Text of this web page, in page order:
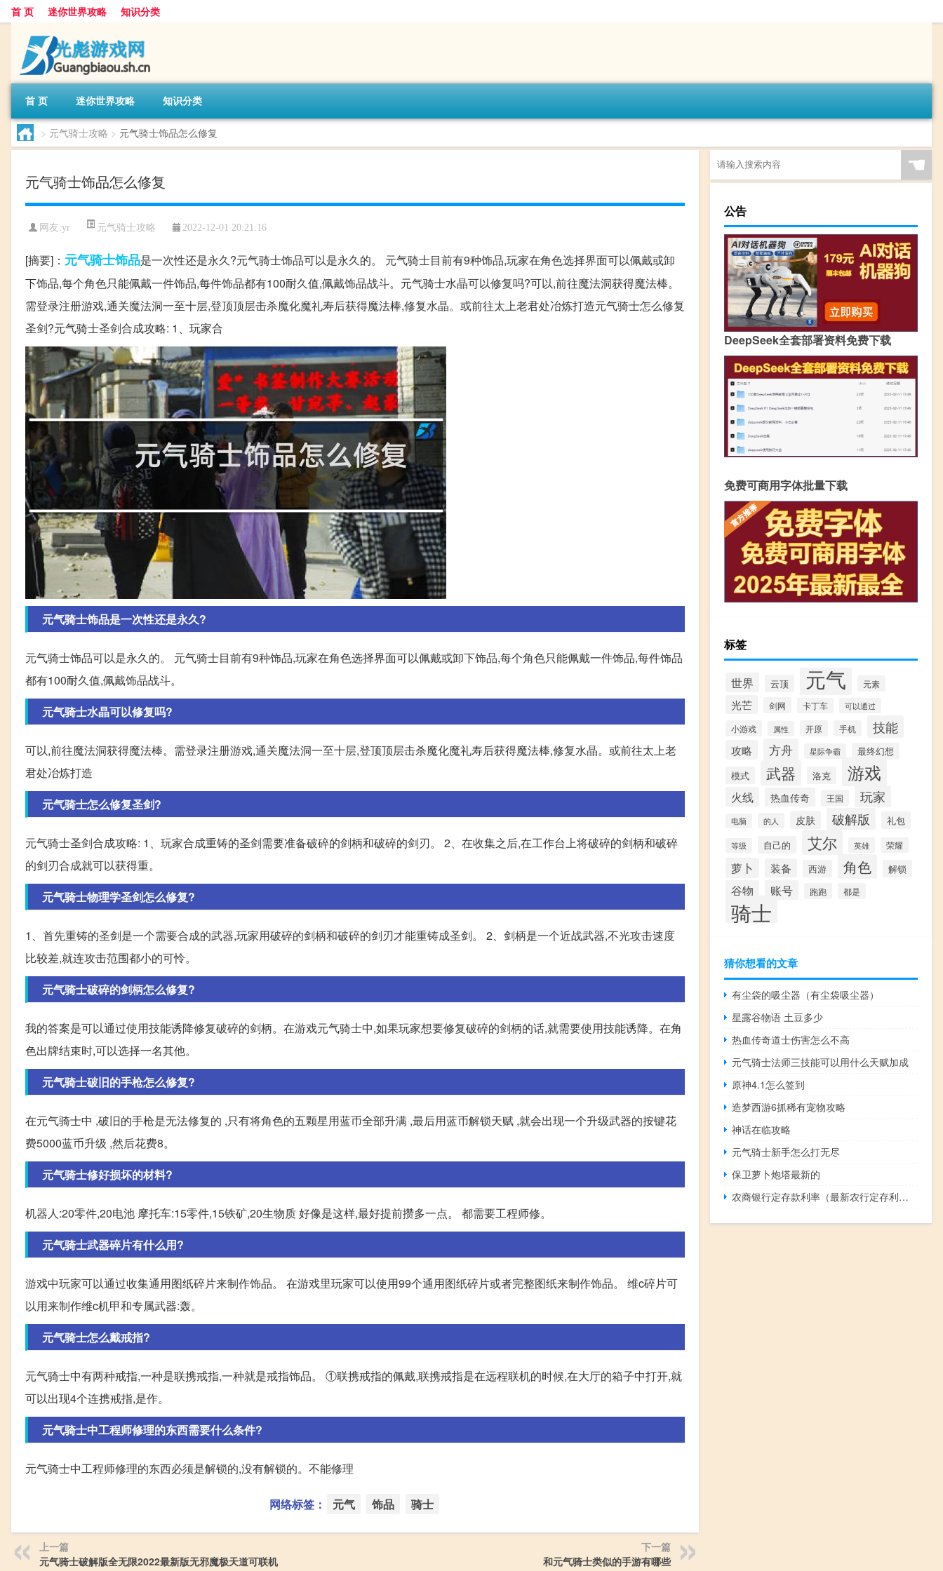
首 页 迷你世界攻略 知识分类
首 页 迷你世界攻略 知识分类
> 元气骑士攻略 > 元气骑士饰品怎么修复
元气骑士饰品怎么修复
网友:yr 元气骑士攻略 2022-12-01 20:21:16
[摘要]： 元气骑士饰品是一次性还是永久?元气骑士饰品可以是永久的。 元气骑士目前有9种饰品,玩家在角色选择界面可以佩戴或卸
下饰品,每个角色只能佩戴一件饰品,每件饰品都有100耐久值,佩戴饰品战斗。元气骑士水晶可以修复吗?可以,前往魔法洞获得魔法棒。
需登录注册游戏,通关魔法洞一至十层,登顶顶层击杀魔化魔礼寿后获得魔法棒,修复水晶。或前往太上老君处冶炼打造元气骑士怎么修复
圣剑?元气骑士圣剑合成攻略: 1、玩家合
元气骑士饰品是一次性还是永久?
元气骑士饰品可以是永久的。 元气骑士目前有9种饰品,玩家在角色选择界面可以佩戴或卸下饰品,每个角色只能佩戴一件饰品,每件饰品
都有100耐久值,佩戴饰品战斗。
元气骑士水晶可以修复吗?
可以,前往魔法洞获得魔法棒。需登录注册游戏,通关魔法洞一至十层,登顶顶层击杀魔化魔礼寿后获得魔法棒,修复水晶。或前往太上老
君处冶炼打造
元气骑士怎么修复圣剑?
元气骑士圣剑合成攻略: 1、玩家合成重铸的圣剑需要准备破碎的剑柄和破碎的剑刃。 2、在收集之后,在工作台上将破碎的剑柄和破碎
的剑刃合成就可以获得重。
元气骑士物理学圣剑怎么修复?
1、首先重铸的圣剑是一个需要合成的武器,玩家用破碎的剑柄和破碎的剑刃才能重铸成圣剑。 2、剑柄是一个近战武器,不光攻击速度
比较差,就连攻击范围都小的可怜。
元气骑士破碎的剑柄怎么修复?
我的答案是可以通过使用技能诱降修复破碎的剑柄。在游戏元气骑士中,如果玩家想要修复破碎的剑柄的话,就需要使用技能诱降。在角
色出牌结束时,可以选择一名其他。
元气骑士破旧的手枪怎么修复?
在元气骑士中 ,破旧的手枪是无法修复的 ,只有将角色的五颗星用蓝币全部升满 ,最后用蓝币解锁天赋 ,就会出现一个升级武器的按键花
费5000蓝币升级 ,然后花费8。
元气骑士修好损坏的材料?
机器人:20零件,20电池 摩托车:15零件,15铁矿,20生物质 好像是这样,最好提前攒多一点。 都需要工程师修。
元气骑士武器碎片有什么用?
游戏中玩家可以通过收集通用图纸碎片来制作饰品。 在游戏里玩家可以使用99个通用图纸碎片或者完整图纸来制作饰品。 维c碎片可
以用来制作维c机甲和专属武器:轰。
元气骑士怎么戴戒指?
元气骑士中有两种戒指,一种是联携戒指,一种就是戒指饰品。 ①联携戒指的佩戴,联携戒指是在远程联机的时候,在大厅的箱子中打开,就
可以出现4个连携戒指,是作。
元气骑士中工程师修理的东西需要什么条件?
元气骑士中工程师修理的东西必须是解锁的,没有解锁的。不能修理
网络标签： 元气 饰品 骑士
上一篇
元气骑士破解版全无限2022最新版无邪魔极天道可联机
下一篇
和元气骑士类似的手游有哪些
☚
公告
DeepSeek全套部署资料免费下载
免费可商用字体批量下载
标签
世界 云顶 元气 元素
光芒 剑网 卡丁车 可以通过
小游戏 属性 开原 手机 技能
攻略 方舟 星际争霸 最终幻想
模式 武器 洛克 游戏
火线 热血传奇 王国 玩家
电脑 的人 皮肤 破解版 礼包
等级 自己的 艾尔 英雄 荣耀
萝卜 装备 西游 角色 解锁
谷物 账号 跑跑 都是
骑士
猜你想看的文章
有尘袋的吸尘器（有尘袋吸尘器）
星露谷物语 土豆多少
热血传奇道士伤害怎么不高
元气骑士法师三技能可以用什么天赋加成
原神4.1怎么签到
造梦西游6抓稀有宠物攻略
神话在临攻略
元气骑士新手怎么打无尽
保卫萝卜炮塔最新的
农商银行定存款利率（最新农行定存利率是多少呢）